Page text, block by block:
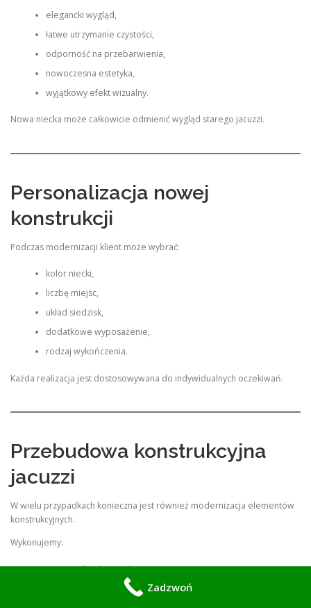
elegancki wygląd,
łatwe utrzymanie czystości,
odporność na przebarwienia,
nowoczesna estetyka,
wyjątkowy efekt wizualny.
Nowa niecka może całkowicie odmienić wygląd starego jacuzzi.
Personalizacja nowej
konstrukcji
Podczas modernizacji klient może wybrać:
kolor niecki,
liczbę miejsc,
układ siedzisk,
dodatkowe wyposażenie,
rodzaj wykończenia.
Każda realizacja jest dostosowywana do indywidualnych oczekiwań.
Przebudowa konstrukcyjna
jacuzzi
W wielu przypadkach konieczna jest również modernizacja elementów
konstrukcyjnych.
Wykonujemy:
naprawy fundamentów,
wzmocnienia podłoża,
Zadzwoń